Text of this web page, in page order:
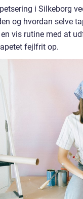
i Silkeborg
og hvordan selve
vis rutine med at
fejlfrit op.